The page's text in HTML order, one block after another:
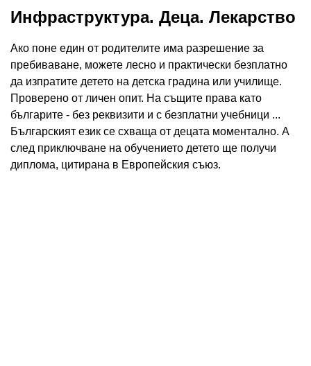
Инфраструктура. Деца. Лекарство
Ако поне един от родителите има разрешение за
пребиваване, можете лесно и практически безплатно
да изпратите детето на детска градина или училище.
Проверено от личен опит. На същите права като
българите - без реквизити и с безплатни учебници ...
Българският език се схваща от децата моментално. А
след приключване на обучението детето ще получи
диплома, цитирана в Европейския съюз.